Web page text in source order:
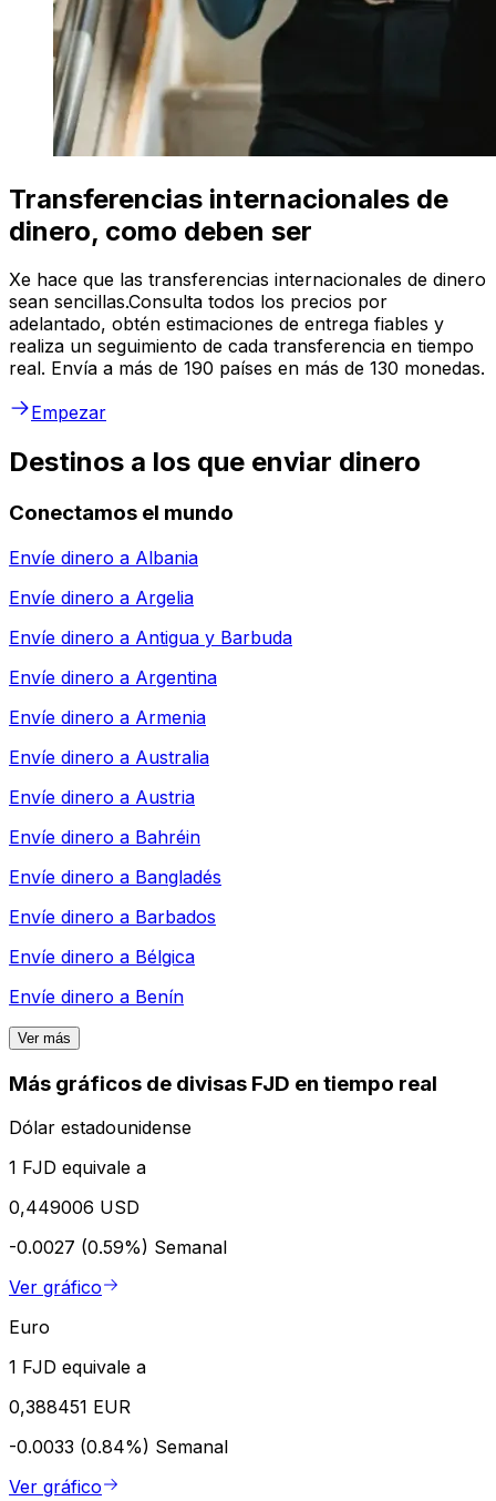
Transferencias internacionales de
dinero, como deben ser
Xe hace que las transferencias internacionales de dinero
sean sencillas.Consulta todos los precios por
adelantado, obtén estimaciones de entrega fiables y
realiza un seguimiento de cada transferencia en tiempo
real. Envía a más de 190 países en más de 130 monedas.
Empezar
Destinos a los que enviar dinero
Conectamos el mundo
Envíe dinero a Albania
Envíe dinero a Argelia
Envíe dinero a Antigua y Barbuda
Envíe dinero a Argentina
Envíe dinero a Armenia
Envíe dinero a Australia
Envíe dinero a Austria
Envíe dinero a Bahréin
Envíe dinero a Bangladés
Envíe dinero a Barbados
Envíe dinero a Bélgica
Envíe dinero a Benín
Ver más
Más gráficos de divisas FJD en tiempo real
Dólar estadounidense
1 FJD equivale a
0,449006 USD
-0.0027 (0.59%) Semanal
Ver gráfico
Euro
1 FJD equivale a
0,388451 EUR
-0.0033 (0.84%) Semanal
Ver gráfico